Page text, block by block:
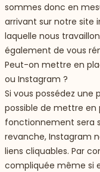
sommes donc en
arrivant sur notre site
laquelle nous
également de vous
Peut-on mettre en
ou Instagram ?
Si vous possédez une
possible de mettre en
fonctionnement sera
revanche, Instagram
liens cliquables. Par
compliquée même si